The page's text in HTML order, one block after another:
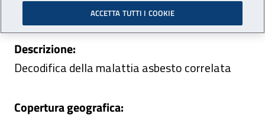
Descrizione:
Decodifica della malattia asbesto correlata
Copertura geografica:
ACCETTA TUTTI I COOKIE